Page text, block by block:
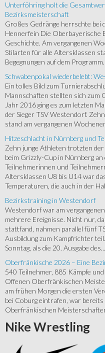
Unterföhring holt die
Bezirksmeisterschaft
Großes Gedränge herrschte bei
Hennerfein Die Oberbayerische
Geschichte. Am vergangenen
Stilarten für alle Altersklassen
Begegnungen auf dem
Schwabenpokal wiederbelebt:
Ein tolles Bild zum
Mannschaften stellten sich zum
Jahr 2016 ging es zum letzten
der Sieger TSV Westendorf.
stand am vergangenen
Hitzeschlacht in Nürnberg und
Zehn junge Athleten trotzten
beim Grizzly-Cup in Nürnberg
Teilnehmerinnen und
Altersklassen U8 bis U14 war
Temperaturen, die auch in der
Bezirkstraining in Westendorf
Westendorf war am
mehrere Ereignisse. Nicht nur,
stattfand, nahmen parallel fünf
Ausbildung zum Kampfrichter
Sonntag, als die 20. Ausgabe des...
Oberfränkische 2026 – Eine
540 Teilnehmer, 885 Kämpfe
Offenen Oberfränkischen
am frühen Morgen die ersten
bei Coburg eintrafen, war
Oberfränkischen
Nike Wrestling